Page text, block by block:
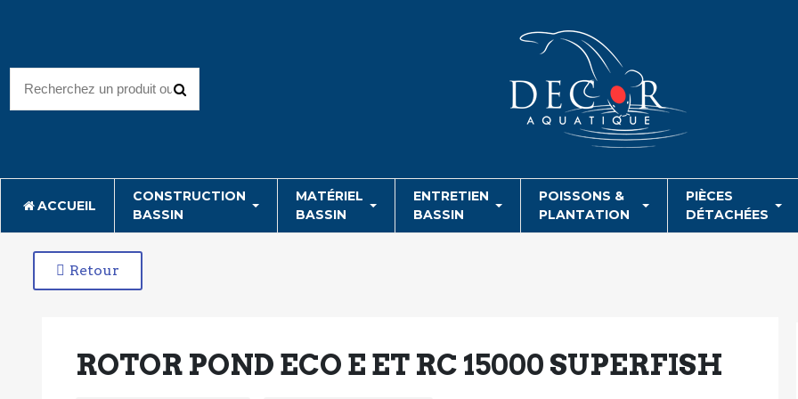
ACCUEIL
CONSTRUCTION
BASSIN
MATÉRIEL
BASSIN
ENTRETIEN
BASSIN
POISSONS &
PLANTATION
PIÈCES
DÉTACHÉES
Retour
ROTOR POND ECO E ET RC 15000 SUPERFISH